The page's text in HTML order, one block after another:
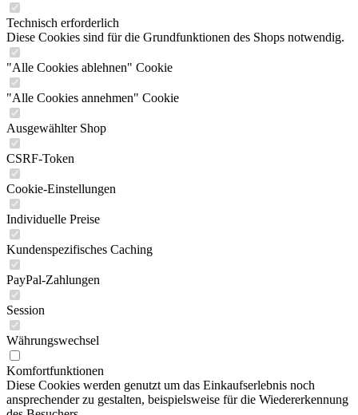
Technisch erforderlich
Diese Cookies sind für die Grundfunktionen des Shops notwendig.
"Alle Cookies ablehnen" Cookie
"Alle Cookies annehmen" Cookie
Ausgewählter Shop
CSRF-Token
Cookie-Einstellungen
Individuelle Preise
Kundenspezifisches Caching
PayPal-Zahlungen
Session
Währungswechsel
Komfortfunktionen
Diese Cookies werden genutzt um das Einkaufserlebnis noch
ansprechender zu gestalten, beispielsweise für die Wiedererkennung